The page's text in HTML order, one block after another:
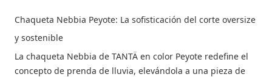
Chaqueta Nebbia Peyote: La sofisticación del corte oversize
y sostenible
La chaqueta Nebbia de TANTÄ en color Peyote redefine el
concepto de prenda de lluvia, elevándola a una pieza de